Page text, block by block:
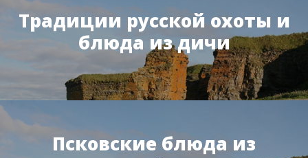
Традиции русской охоты и
блюда из дичи
Псковские блюда из